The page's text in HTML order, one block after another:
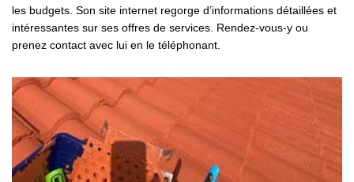
les budgets. Son site internet regorge d’informations détaillées et
intéressantes sur ses offres de services. Rendez-vous-y ou
prenez contact avec lui en le téléphonant.